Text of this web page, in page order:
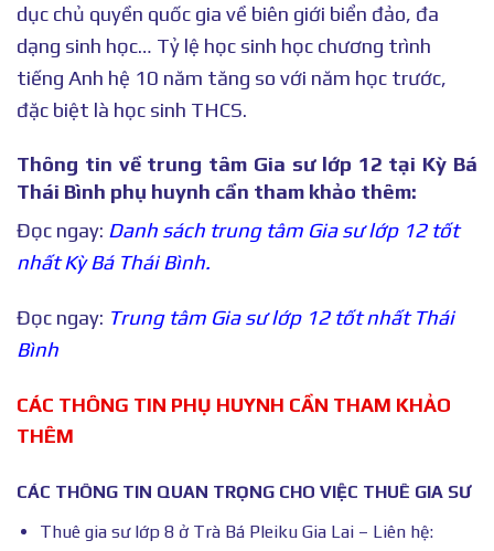
dục chủ quyền quốc gia về biên giới biển đảo, đa
dạng sinh học… Tỷ lệ học sinh học chương trình
tiếng Anh hệ 10 năm tăng so với năm học trước,
đặc biệt là học sinh THCS.
Thông tin về trung tâm Gia sư lớp 12 tại Kỳ Bá
Thái Bình phụ huynh cần tham khảo thêm:
Đọc ngay: Danh sách trung tâm Gia sư lớp 12 tốt
nhất Kỳ Bá Thái Bình.
Đọc ngay: Trung tâm Gia sư lớp 12 tốt nhất Thái
Bình
CÁC THÔNG TIN PHỤ HUYNH CẦN THAM KHẢO
THÊM
CÁC THÔNG TIN QUAN TRỌNG CHO VIỆC THUÊ GIA SƯ
Thuê gia sư lớp 8 ở Trà Bá Pleiku Gia Lai – Liên hệ: